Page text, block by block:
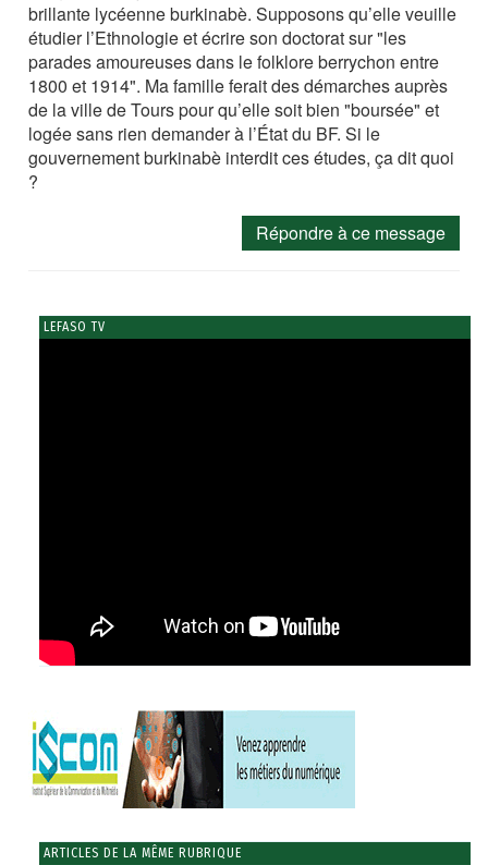
brillante lycéenne burkinabè. Supposons qu’elle veuille
étudier l’Ethnologie et écrire son doctorat sur "les
parades amoureuses dans le folklore berrychon entre
1800 et 1914". Ma famille ferait des démarches auprès
de la ville de Tours pour qu’elle soit bien "boursée" et
logée sans rien demander à l’État du BF. Si le
gouvernement burkinabè interdit ces études, ça dit quoi
?
Répondre à ce message
LEFASO TV
ARTICLES DE LA MÊME RUBRIQUE